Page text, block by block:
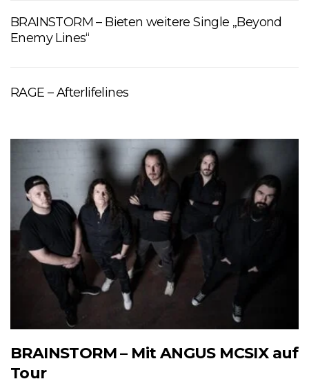
BRAINSTORM – Bieten weitere Single „Beyond
Enemy Lines“
RAGE – Afterlifelines
BRAINSTORM – Mit ANGUS MCSIX auf
Tour